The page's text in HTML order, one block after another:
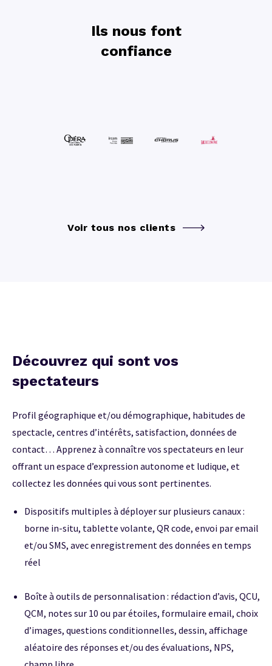
Ils nous font
confiance
Voir tous nos clients
Découvrez qui sont vos
spectateurs
Profil géographique et/ou démographique, habitudes de
spectacle, centres d’intérêts, satisfaction, données de
contact… Apprenez à connaître vos spectateurs en leur
offrant un espace d’expression autonome et ludique, et
collectez les données qui vous sont pertinentes.
Dispositifs multiples à déployer sur plusieurs canaux :
borne in-situ, tablette volante, QR code, envoi par email
et/ou SMS, avec enregistrement des données en temps
réel
Boîte à outils de personnalisation : rédaction d’avis, QCU,
QCM, notes sur 10 ou par étoiles, formulaire email, choix
d’images, questions conditionnelles, dessin, affichage
aléatoire des réponses et/ou des évaluations, NPS,